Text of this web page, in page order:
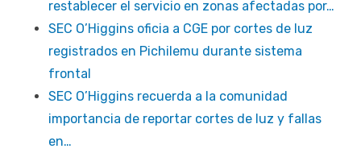
restablecer el servicio en zonas afectadas por…
SEC O’Higgins oficia a CGE por cortes de luz
registrados en Pichilemu durante sistema
frontal
SEC O’Higgins recuerda a la comunidad
importancia de reportar cortes de luz y fallas
en…